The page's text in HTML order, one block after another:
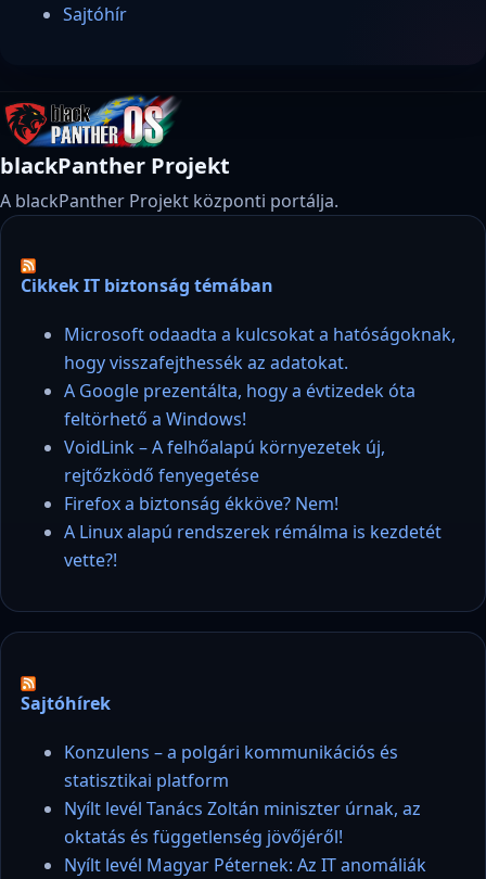
Sajtóhír
blackPanther Projekt
A blackPanther Projekt központi portálja.
Cikkek IT biztonság témában
Microsoft odaadta a kulcsokat a hatóságoknak,
hogy visszafejthessék az adatokat.
A Google prezentálta, hogy a évtizedek óta
feltörhető a Windows!
VoidLink – A felhőalapú környezetek új,
rejtőzködő fenyegetése
Firefox a biztonság ékköve? Nem!
A Linux alapú rendszerek rémálma is kezdetét
vette?!
Sajtóhírek
Konzulens – a polgári kommunikációs és
statisztikai platform
Nyílt levél Tanács Zoltán miniszter úrnak, az
oktatás és függetlenség jövőjéről!
Nyílt levél Magyar Péternek: Az IT anomáliák